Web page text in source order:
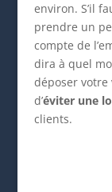
environ. S’il
prendre un
compte de
dira à quel
déposer
d’éviter une
clients.